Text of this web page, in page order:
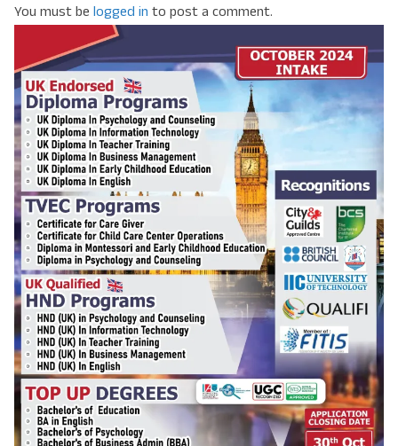
You must be logged in to post a comment.